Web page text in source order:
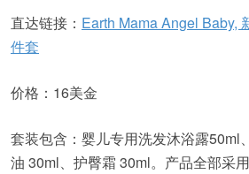
直达链接： Earth Mama Angel Baby,
件套
价格：16美金
套装包含：婴儿专用洗发沐浴露50ml
油 30ml、护臀霜 30ml。产品全部采